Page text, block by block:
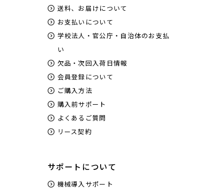
送料、お届けについて
お支払いについて
学校法人・官公庁・自治体のお支払
い
欠品・次回入荷日情報
会員登録について
ご購入方法
購入前サポート
よくあるご質問
リース契約
サポートについて
機械導入サポート